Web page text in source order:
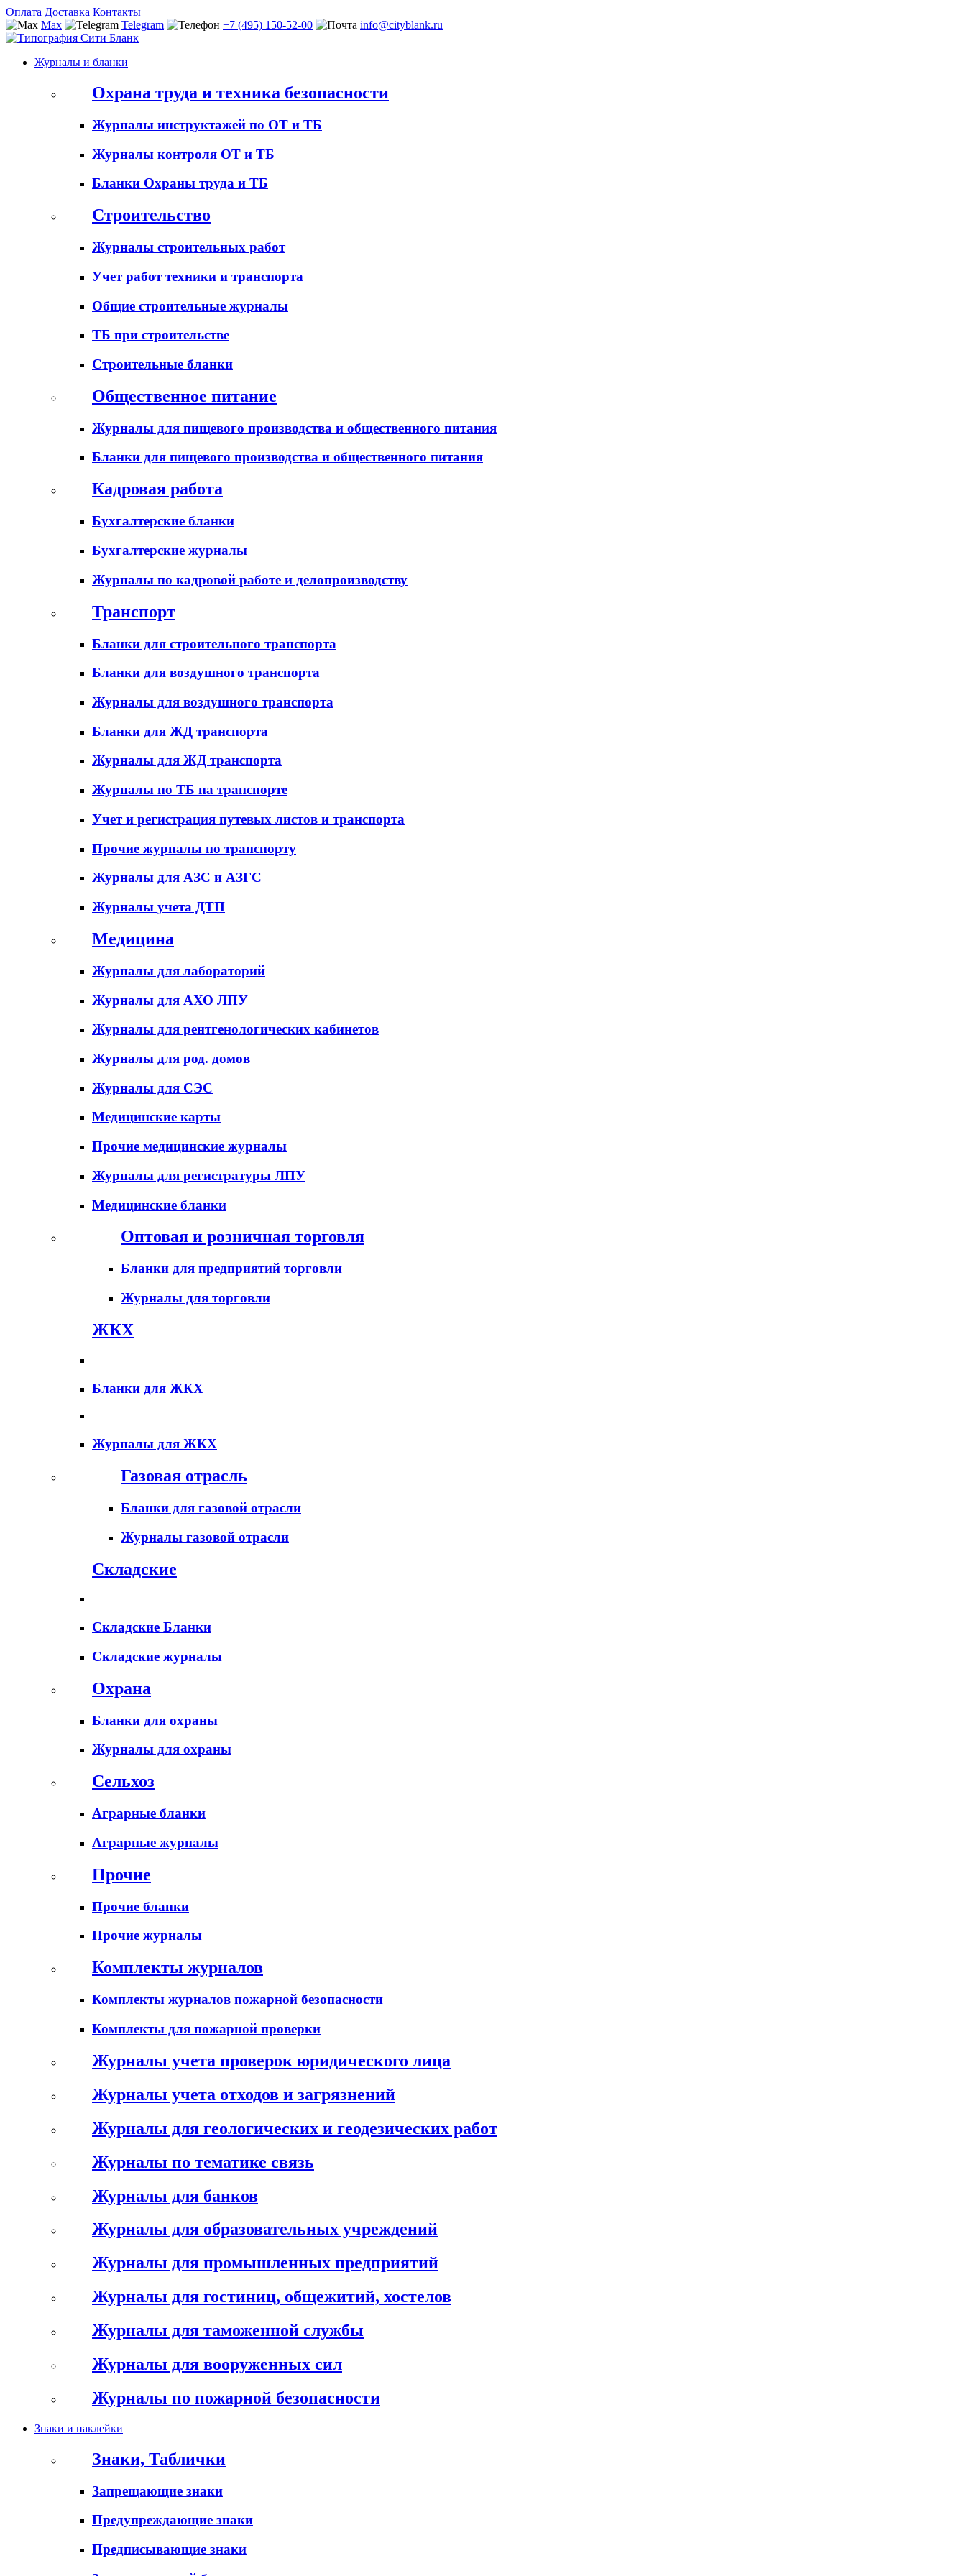
Оплата Доставка Контакты
Max
Telegram +7 (495) 150-52-00 info@cityblank.ru
Журналы и бланки
Охрана труда и техника безопасности
Журналы инструктажей по ОТ и ТБ
Журналы контроля ОТ и ТБ
Бланки Охраны труда и ТБ
Строительство
Журналы строительных работ
Учет работ техники и транспорта
Общие строительные журналы
ТБ при строительстве
Строительные бланки
Общественное питание
Журналы для пищевого производства и общественного питания
Бланки для пищевого производства и общественного питания
Кадровая работа
Бухгалтерские бланки
Бухгалтерские журналы
Журналы по кадровой работе и делопроизводству
Транспорт
Бланки для строительного транспорта
Бланки для воздушного транспорта
Журналы для воздушного транспорта
Бланки для ЖД транспорта
Журналы для ЖД транспорта
Журналы по ТБ на транспорте
Учет и регистрация путевых листов и транспорта
Прочие журналы по транспорту
Журналы для АЗС и АЗГС
Журналы учета ДТП
Медицина
Журналы для лабораторий
Журналы для АХО ЛПУ
Журналы для рентгенологических кабинетов
Журналы для род. домов
Журналы для СЭС
Медицинские карты
Прочие медицинские журналы
Журналы для регистратуры ЛПУ
Медицинские бланки
Оптовая и розничная торговля
Бланки для предприятий торговли
Журналы для торговли
ЖКХ
Бланки для ЖКХ
Журналы для ЖКХ
Газовая отрасль
Бланки для газовой отрасли
Журналы газовой отрасли
Складские
Складские Бланки
Складские журналы
Охрана
Бланки для охраны
Журналы для охраны
Сельхоз
Аграрные бланки
Аграрные журналы
Прочие
Прочие бланки
Прочие журналы
Комплекты журналов
Комплекты журналов пожарной безопасности
Комплекты для пожарной проверки
Журналы учета проверок юридического лица
Журналы учета отходов и загрязнений
Журналы для геологических и геодезических работ
Журналы по тематике связь
Журналы для банков
Журналы для образовательных учреждений
Журналы для промышленных предприятий
Журналы для гостиниц, общежитий, хостелов
Журналы для таможенной службы
Журналы для вооруженных сил
Журналы по пожарной безопасности
Знаки и наклейки
Знаки, Таблички
Запрещающие знаки
Предупреждающие знаки
Предписывающие знаки